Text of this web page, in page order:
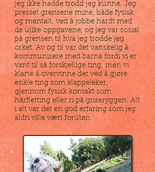
jeg ikke hadde trodd jeg kunne. Jeg
presset grensene mine, både fysisk
og mentalt, ved å jobbe hardt med
de ulike oppgavene, og jeg var sosial
på grensen til hva jeg trodde jeg
orket. Av og til var det vanskelig å
kommunisere med barna fordi vi er
vant til så forskjellige ting, men vi
klarte å overvinne det ved å gjøre
enkle ting som klappeleker,
gjennom fysisk kontakt som
hårfletting eller ri på griseryggen. Alt
i alt var det en god erfaring som jeg
aldri ville vært foruten.